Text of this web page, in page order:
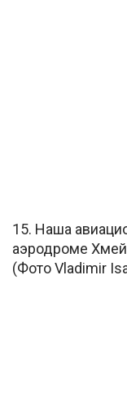
15. Наша
аэродроме
(Фото Vladimir